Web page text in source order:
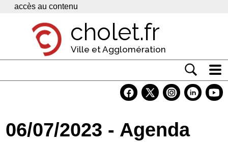
Panneau de gestion des cookies
accès au contenu
cholet.fr
Ville et Agglomération
Economie
06/07/2023 - Agenda